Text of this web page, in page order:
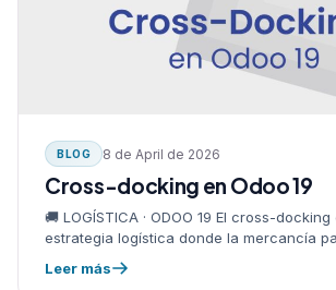
BLOG 8 de April de 2026
Cross-docking en Odoo 19
🚚 LOGÍSTICA · ODOO 19 El cross-
estrategia logística donde la mercancía
almacén pero no se almacena: llega del
envía…
Leer más